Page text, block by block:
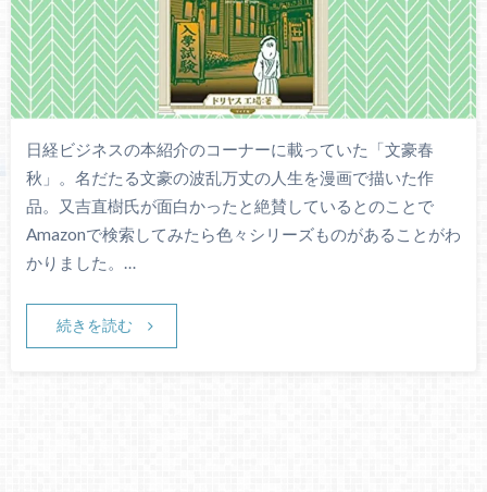
日経ビジネスの本紹介のコーナーに載っていた「文豪春
秋」。名だたる文豪の波乱万丈の人生を漫画で描いた作
品。又吉直樹氏が面白かったと絶賛しているとのことで
Amazonで検索してみたら色々シリーズものがあることがわ
かりました。…
続きを読む